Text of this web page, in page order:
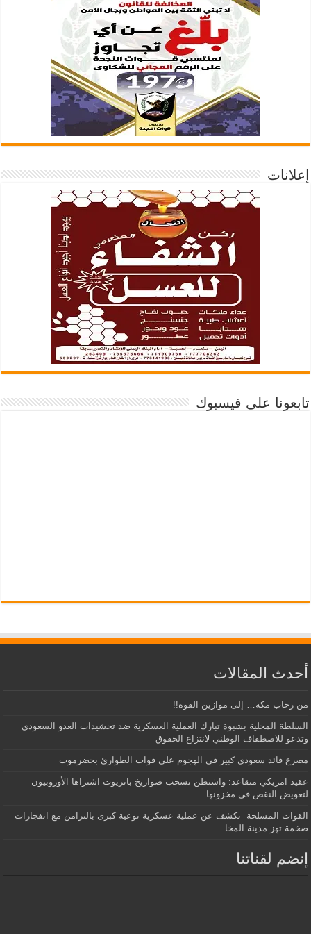
إعلانات
تابعونا على فيسبوك
أحدث المقالات
من رحاب مكة… إلى موازين القوة!!
السلطة المحلية بشبوة تبارك العملية العسكرية ضد تحشيدات العدو السعودي
وتدعو للاصطفاف الوطني لانتزاع الحقوق
مصرع قائد سعودي كبير في الهجوم على قوات الطوارئ بحضرموت
عقيد امريكي متقاعد: واشنطن تسحب صواريخ باتريوت اشتراها الأوروبيون
لتعويض النقص في مخزونها
القوات المسلحة تكشف عن عملية عسكرية نوعية كبرى بالتزامن مع انفجارات
ضخمة تهز مدينة المخا
إنضم لقناتنا